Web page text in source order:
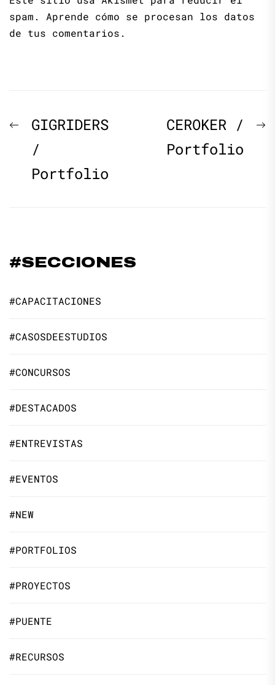
spam. Aprende cómo se procesan los datos
de tus comentarios.
Navegación
de
entradas
Previous
post:
GIGRIDERS
/
Portfolio
CEROKER /
Portfolio
#SECCIONES
#CAPACITACIONES
#CASOSDEESTUDIOS
#CONCURSOS
#DESTACADOS
#ENTREVISTAS
#EVENTOS
#NEW
#PORTFOLIOS
#PROYECTOS
#PUENTE
#RECURSOS